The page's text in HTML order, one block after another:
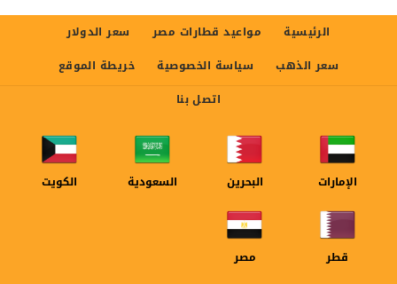
الرئيسية مواعيد قطارات مصر
سعر الدولار
سعر الذهب
سياسة الخصوصية
خريطة الموقع
اتصل بنا
الإمارات البحرين السعودية الكويت
قطر مصر